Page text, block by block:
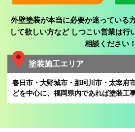
外壁塗装が本当に必要か迷っている
して欲しい方などしつこい営業は行
相談ください！
塗装施工エリア
春日市・大野城市・那珂川市・太宰府
どを中心に、 福岡県内であれば塗装工